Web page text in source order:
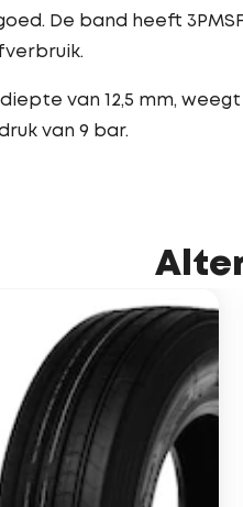
De band heeft
van 12,5 mm,
van 9 bar.